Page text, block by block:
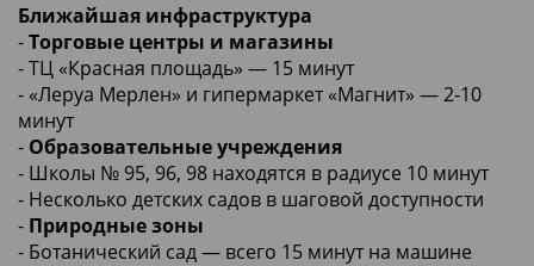
Ближайшая инфраструктура
-Торговые центры и магазины
- ТЦ «Красная площадь» — 15 минут
- «Леруа Мерлен» и гипермаркет «Магнит» — 2-10
минут
- Образовательные учреждения
- Школы № 95, 96, 98 находятся в радиусе 10 минут
- Несколько детских садов в шаговой доступности
- Природные зоны
- Ботанический сад — всего 15 минут на машине